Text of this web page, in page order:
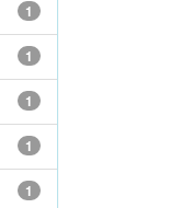
1
1
1
1
1